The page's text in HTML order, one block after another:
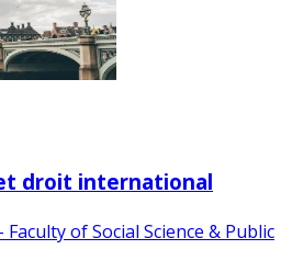
droit international
of Social Science & Public